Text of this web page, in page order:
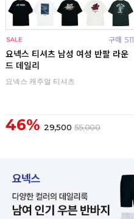
구매 511
요넥스 티셔츠 남성 여성 반팔 라운
드 데일리
요넥스 캐주얼 티셔츠
46% 29,500 55,000